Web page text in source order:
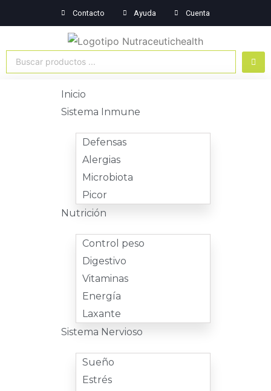
al
Contacto Ayuda Cuenta
Search
...
Inicio
Sistema Inmune
Defensas
Alergias
Microbiota
Picor
Nutrición
Control peso
Digestivo
Vitaminas
Energía
Laxante
Sistema Nervioso
Sueño
Estrés
Menú